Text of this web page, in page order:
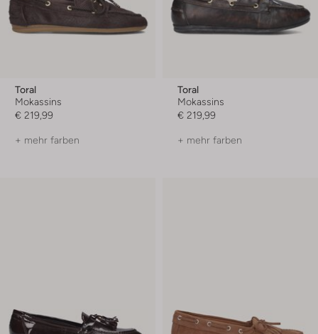
Toral
Mokassins
€ 219,99
+ mehr farben
Toral
Mokassins
€ 219,99
+ mehr farben